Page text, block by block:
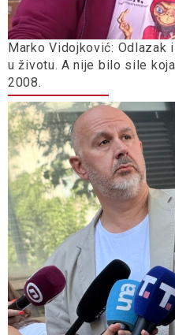
Marko Vidojković: Odlazak
u životu. A nije bilo sile
2008.